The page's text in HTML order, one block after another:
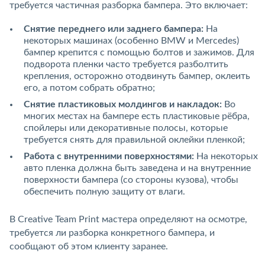
требуется частичная разборка бампера. Это включает:
Снятие переднего или заднего бампера: На
некоторых машинах (особенно BMW и Mercedes)
бампер крепится с помощью болтов и зажимов. Для
подворота пленки часто требуется разболтить
крепления, осторожно отодвинуть бампер, оклеить
его, а потом собрать обратно;
Снятие пластиковых молдингов и накладок: Во
многих местах на бампере есть пластиковые рёбра,
спойлеры или декоративные полосы, которые
требуется снять для правильной оклейки пленкой;
Работа с внутренними поверхностями: На некоторых
авто пленка должна быть заведена и на внутренние
поверхности бампера (со стороны кузова), чтобы
обеспечить полную защиту от влаги.
В Creative Team Print мастера определяют на осмотре,
требуется ли разборка конкретного бампера, и
сообщают об этом клиенту заранее.